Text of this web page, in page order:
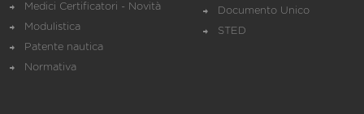
Medici Certificatori - Novità
Modulistica
Patente nautica
Normativa
Documento Unico
STED